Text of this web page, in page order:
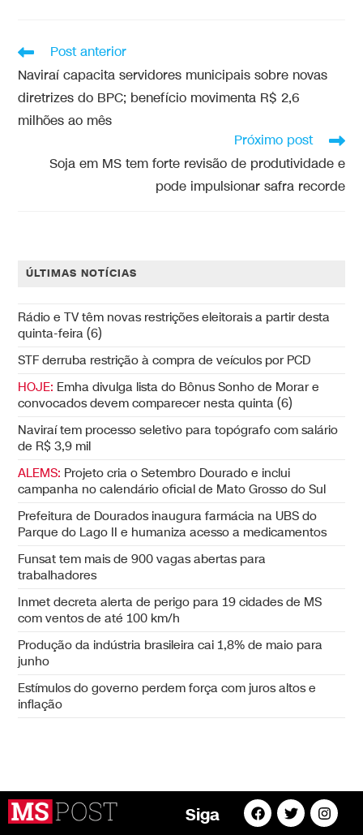
Post anterior
Naviraí capacita servidores municipais sobre novas
diretrizes do BPC; benefício movimenta R$ 2,6
milhões ao mês
Próximo post
Soja em MS tem forte revisão de produtividade e
pode impulsionar safra recorde
ÚLTIMAS NOTÍCIAS
Rádio e TV têm novas restrições eleitorais a partir desta
quinta-feira (6)
STF derruba restrição à compra de veículos por PCD
HOJE: Emha divulga lista do Bônus Sonho de Morar e
convocados devem comparecer nesta quinta (6)
Naviraí tem processo seletivo para topógrafo com salário
de R$ 3,9 mil
ALEMS: Projeto cria o Setembro Dourado e inclui
campanha no calendário oficial de Mato Grosso do Sul
Prefeitura de Dourados inaugura farmácia na UBS do
Parque do Lago II e humaniza acesso a medicamentos
Funsat tem mais de 900 vagas abertas para
trabalhadores
Inmet decreta alerta de perigo para 19 cidades de MS
com ventos de até 100 km/h
Produção da indústria brasileira cai 1,8% de maio para
junho
Estímulos do governo perdem força com juros altos e
inflação
Siga